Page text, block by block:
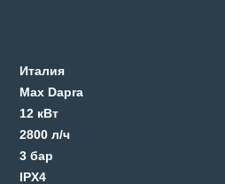
Италия
Max Dapra
12 кВт
2800 л/ч
3 бар
IPX4